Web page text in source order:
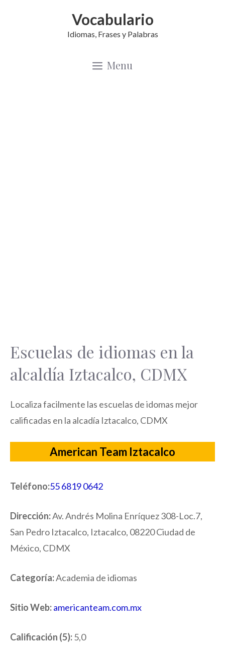
Vocabulario
Idiomas, Frases y Palabras
Menu
Escuelas de idiomas en la
alcaldía Iztacalco, CDMX
Localiza facilmente las escuelas de idomas mejor
calificadas en la alcadía Iztacalco, CDMX
American Team Iztacalco
Teléfono:55 6819 0642
Dirección:Av. Andrés Molina Enríquez 308-Loc.7,
San Pedro Iztacalco, Iztacalco, 08220 Ciudad de
México, CDMX
Categoría:Academia de idiomas
Sitio Web:americanteam.com.mx
Calificación (5):5,0